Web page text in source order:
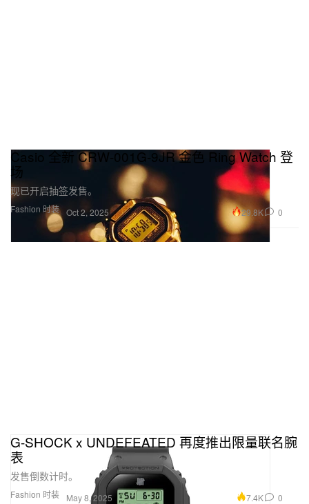
Fashion 时装
Casio 全新 CRW-001G-9JR 金色 Ring Watch 登
场
现已开启抽签发售。
Oct 2, 2025 29.8K 0
Fashion 时装
G-SHOCK x UNDEFEATED 再度推出限量联名腕
表
发售倒数计时。
May 8, 2025 7.4K 0